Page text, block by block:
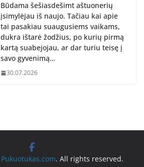
Būdama šešiasdešimt aštuonerių
įsimylėjau iš naujo. Tačiau kai apie
tai pasakiau suaugusiems vaikams,
dukra ištarė žodžius, po kurių pirmą
kartą suabejojau, ar dar turiu teisę į
savo gyvenimą…
30.07.2026
Pukuotukas.com. All rights reserved.